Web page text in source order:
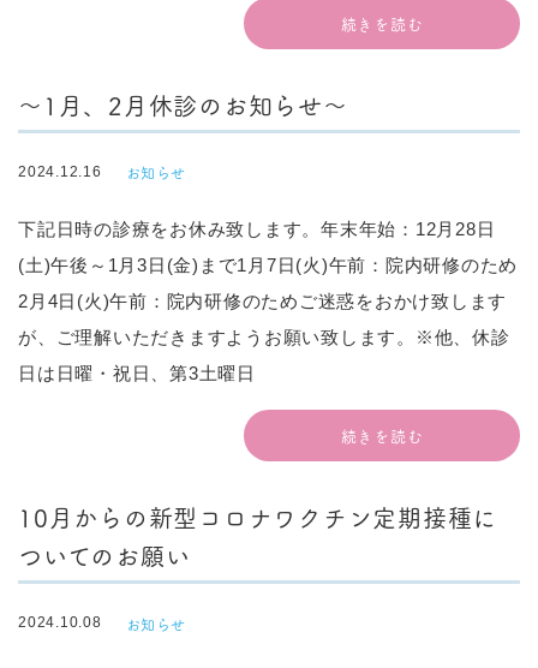
続きを読む
～1月、2月休診のお知らせ～
2024.12.16 お知らせ
下記日時の診療をお休み致します。年末年始：12月28日
(土)午後～1月3日(金)まで1月7日(火)午前：院内研修のため
2月4日(火)午前：院内研修のためご迷惑をおかけ致します
が、ご理解いただきますようお願い致します。※他、休診
日は日曜・祝日、第3土曜日
続きを読む
10月からの新型コロナワクチン定期接種に
ついてのお願い
2024.10.08 お知らせ